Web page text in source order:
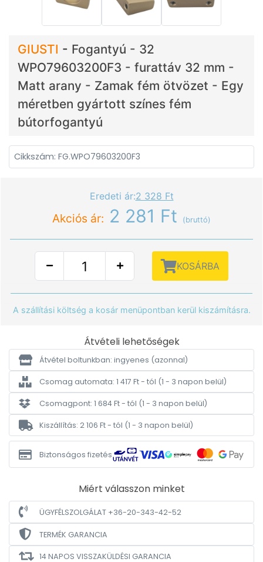
GIUSTI - Fogantyú - 32
WPO79603200F3 - furattáv 32 mm -
Matt arany - Zamak fém ötvözet - Egy
méretben gyártott színes fém
bútorfogantyú
Cikkszám: FG.WPO79603200F3
Eredeti ár:2 328 Ft
Akciós ár: 2 281 Ft (bruttó)
KOSÁRBA
A szállítási költség a kosár menüpontban kerül kiszámításra.
Átvételi lehetőségek
Átvétel boltunkban: ingyenes (azonnal)
Csomag automata: 1 417 Ft - tól (1 - 3 napon belül)
Csomagpont: 1 684 Ft - tól (1 - 3 napon belül)
Kiszállítás: 2 106 Ft - tól (1 - 3 napon belül)
Biztonságos fizetés
Miért válasszon minket
ÜGYFÉLSZOLGÁLAT +36-20-343-42-52
TERMÉK GARANCIA
14 NAPOS VISSZAKÜLDÉSI GARANCIA